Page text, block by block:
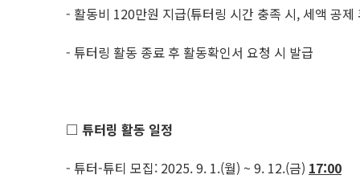
- 활동비 120만원 지급(튜터링 시간 충족 시, 세액 공제
- 튜터링 활동 종료 후 활동확인서 요청 시 발급
□ 튜터링 활동 일정
- 튜터-튜티 모집: 2025. 9. 1.(월) ~ 9. 12.(금) 17:00